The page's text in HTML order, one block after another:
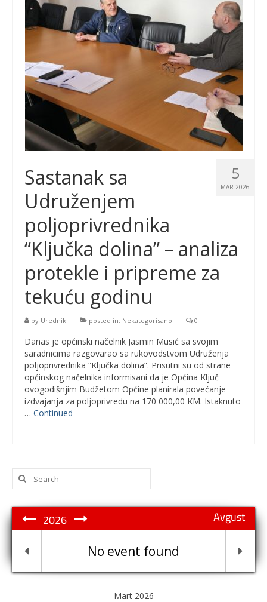
5
MAR 2026
Sastanak sa
Udruženjem
poljoprivrednika
“Ključka dolina” – analiza
protekle i pripreme za
tekuću godinu
by Urednik | posted in: Nekategorisano | 0
Danas je općinski načelnik Jasmin Musić sa svojim
saradnicima razgovarao sa rukovodstvom Udruženja
poljoprivrednika “Ključka dolina”. Prisutni su od strane
općinskog načelnika informisani da je Općina Ključ
ovogodišnjim Budžetom Općine planirala povećanje
izdvajanja za poljoprivredu na 170 000,00 KM. Istaknuto
… Continued
Search
for:
Avgust
2026
No event found
Mart 2026